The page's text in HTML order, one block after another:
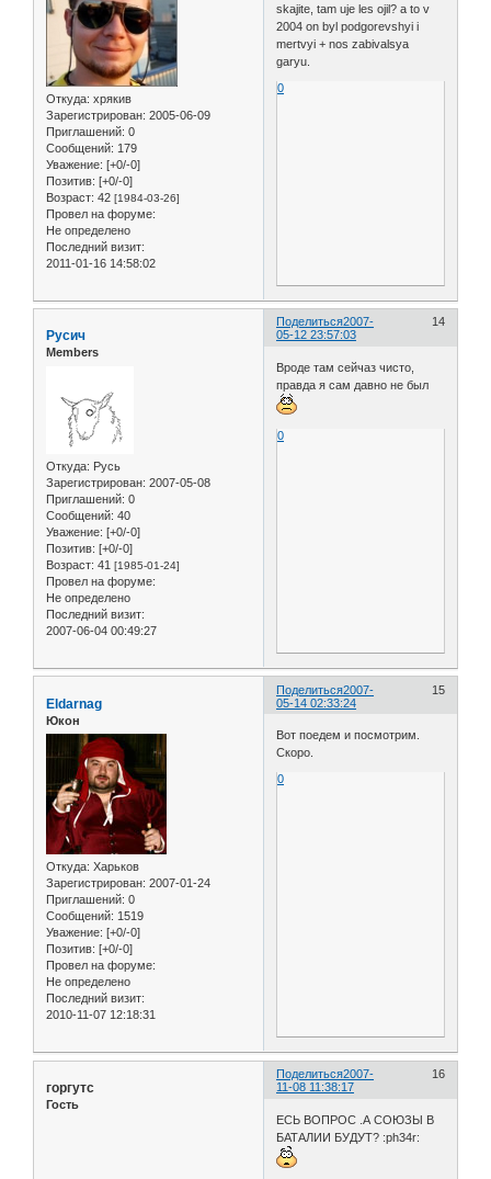
Откуда: хрякив
Зарегистрирован: 2005-06-09
Приглашений: 0
Сообщений: 179
Уважение: [+0/-0]
Позитив: [+0/-0]
Возраст: 42 [1984-03-26]
Провел на форуме:
Не определено
Последний визит:
2011-01-16 14:58:02
skajite, tam uje les ojil? a to v
2004 on byl podgorevshyi i
mertvyi + nos zabivalsya
garyu.
0
Поделиться 14
2007-
05-12 23:57:03
Русич
Members
Откуда: Русь
Зарегистрирован: 2007-05-08
Приглашений: 0
Сообщений: 40
Уважение: [+0/-0]
Позитив: [+0/-0]
Возраст: 41 [1985-01-24]
Провел на форуме:
Не определено
Последний визит:
2007-06-04 00:49:27
Вроде там сейчаз чисто,
правда я сам давно не был
0
Поделиться 15
2007-
05-14 02:33:24
Eldarnag
Юкон
Откуда: Харьков
Зарегистрирован: 2007-01-24
Приглашений: 0
Сообщений: 1519
Уважение: [+0/-0]
Позитив: [+0/-0]
Провел на форуме:
Не определено
Последний визит:
2010-11-07 12:18:31
Вот поедем и посмотрим.
Скоро.
0
Поделиться 16
2007-
11-08 11:38:17
горгутс
Гость
ЕСЬ ВОПРОС .А СОЮЗЫ В
БАТАЛИИ БУДУТ? :ph34r: